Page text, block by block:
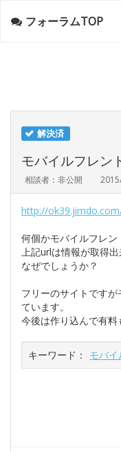
フォーラムTOP
解決済
モバイルフレン
相談者：非公開
http://
何個かモバイルフレン
上記urlは情報が取得出
なぜでしょうか？
フリーのサイトです
ています。
今後は作り込んで有料
キーワード： モバイ